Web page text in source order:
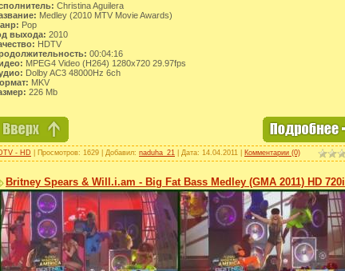
Christina Aguilera
Medley (2010 MTV Movie Awards)
Pop
выхода: 2010
HDTV
00:04:16
MPEG4 Video (H264) 1280x720 29.97fps
Dolby AC3 48000Hz 6ch
MKV
226 Mb
- HD | Просмотров: 1629 | Добавил: naduha_21 | Дата: 14.04.2011 Комментарии (0)
Britney Spears & Will.i.am - Big Fat Bass Medley (GMA 2011) HD 720i